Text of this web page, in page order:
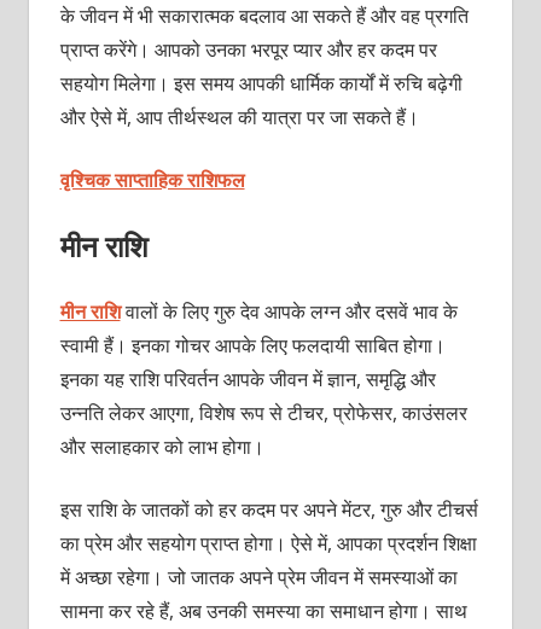
के जीवन में भी सकारात्मक बदलाव आ सकते हैं और वह प्रगति
प्राप्त करेंगे। आपको उनका भरपूर प्यार और हर कदम पर
सहयोग मिलेगा। इस समय आपकी धार्मिक कार्यों में रुचि बढ़ेगी
और ऐसे में, आप तीर्थस्थल की यात्रा पर जा सकते हैं।
वृश्चिक साप्ताहिक राशिफल
मीन राशि
मीन राशिवालों के लिए गुरु देव आपके लग्न और दसवें भाव के
स्वामी हैं। इनका गोचर आपके लिए फलदायी साबित होगा।
इनका यह राशि परिवर्तन आपके जीवन में ज्ञान, समृद्धि और
उन्नति लेकर आएगा, विशेष रूप से टीचर, प्रोफेसर, काउंसलर
और सलाहकार को लाभ होगा।
इस राशि के जातकों को हर कदम पर अपने मेंटर, गुरु और टीचर्स
का प्रेम और सहयोग प्राप्त होगा। ऐसे में, आपका प्रदर्शन शिक्षा
में अच्छा रहेगा। जो जातक अपने प्रेम जीवन में समस्याओं का
सामना कर रहे हैं, अब उनकी समस्या का समाधान होगा। साथ